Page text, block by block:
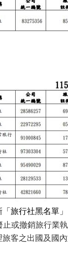
旅行社黑名單
止或撤銷旅行業
客之出國及國內